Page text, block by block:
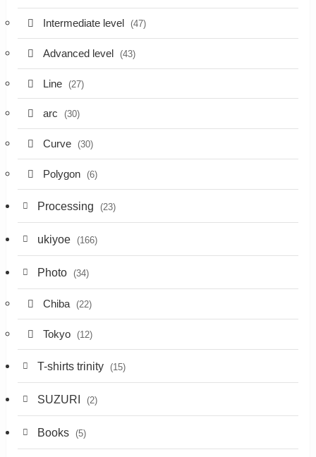
Intermediate level (47)
Advanced level (43)
Line (27)
arc (30)
Curve (30)
Polygon (6)
Processing (23)
ukiyoe (166)
Photo (34)
Chiba (22)
Tokyo (12)
T-shirts trinity (15)
SUZURI (2)
Books (5)